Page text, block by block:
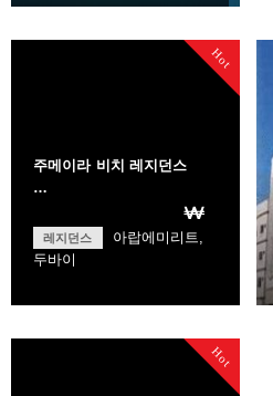
Hot
주메이라 비치 레지던스
…
₩
레지던스
아랍에미리트,
두바이
Hot